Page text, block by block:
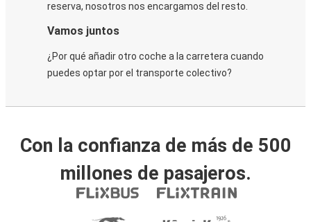
reserva, nosotros nos encargamos del resto.
Vamos juntos
¿Por qué añadir otro coche a la carretera cuando
puedes optar por el transporte colectivo?
Con la confianza de más de 500
millones de pasajeros.